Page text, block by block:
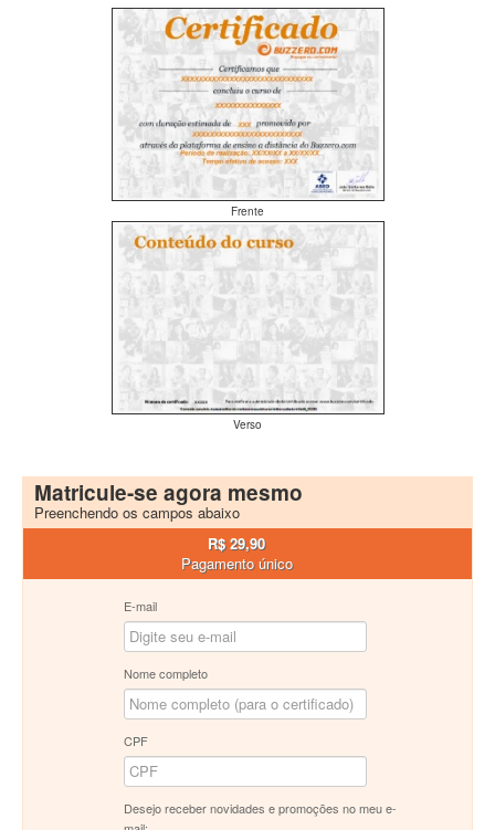
Frente
Verso
Matricule-se agora mesmo
Preenchendo os campos abaixo
R$ 29,90
Pagamento único
E-mail
Nome completo
CPF
Desejo receber novidades e promoções no meu e-